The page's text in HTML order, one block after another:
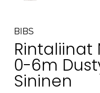
BIBS
0-6m
Sininen